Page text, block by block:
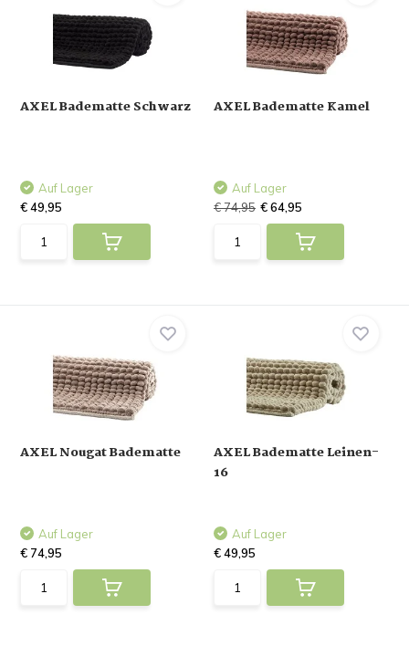
AXEL Badematte Schwarz
Auf Lager
€ 49,95
AXEL Badematte Kamel
Auf Lager
€ 74,95 € 64,95
AXEL Nougat Badematte
Auf Lager
€ 74,95
AXEL Badematte Leinen-
16
Auf Lager
€ 49,95